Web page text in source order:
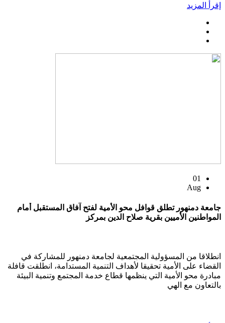
إقرأ المزيد
01
Aug
جامعة دمنهور تطلق قوافل محو الأمية لفتح آفاق المستقبل أمام
المواطنين الأميين بقرية صلاح الدين بمركز
انطلاقا من المسؤولية المجتمعية لجامعة دمنهور للمشاركة في
القضاء على الأمية تحقيقا لأهداف التنمية المستدامة، انطلقت قافلة
مبادرة محو الأمية التي ينظمها قطاع خدمة المجتمع وتنمية البيئة
بالتعاون مع الهي